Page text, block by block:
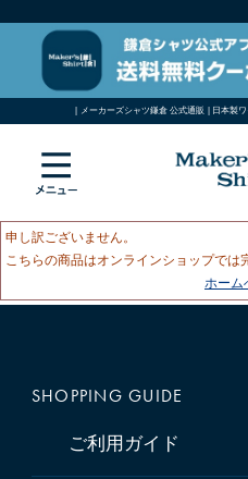
| メーカーズシャツ鎌倉 公式通販 | 日本製
申し訳ございません。
こちらの商品はオンラインショップでは
ホーム
SHOPPING GUIDE
ご利用ガイド